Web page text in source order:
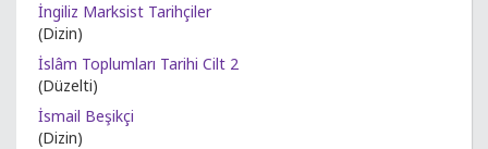
İngiliz Marksist Tarihçiler
(Dizin)
İslâm Toplumları Tarihi Cilt 2
(Düzelti)
İsmail Beşikçi
(Dizin)